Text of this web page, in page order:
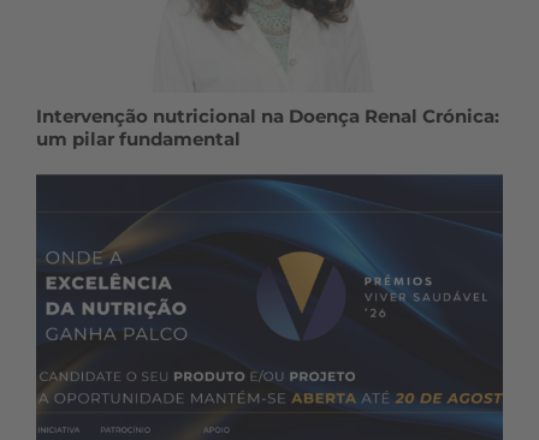
Intervenção nutricional na Doença Renal Crónica:
um pilar fundamental